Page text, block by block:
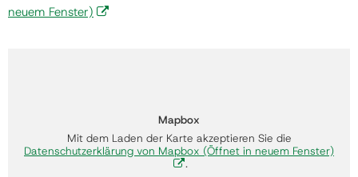
neuem Fenster)
Mapbox
Mit dem Laden der Karte akzeptieren Sie die
Datenschutzerklärung von Mapbox (Öffnet in neuem Fenster)
.